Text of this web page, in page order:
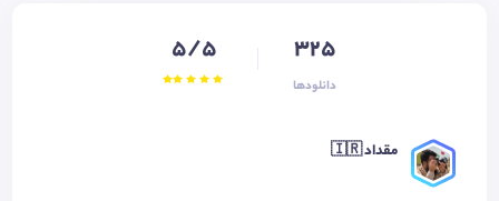
325
دانلودها
5/5
مقداد 🇮🇷